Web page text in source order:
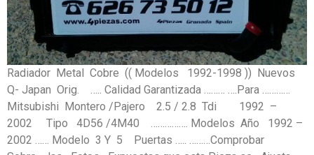
Radiador Metal Cobre (( Modelos 1992-1998 )) Nuevos
Q- Japan Orig. ….. Calidad Garantizada ……… ….Para …………
Mitsubishi Montero /Pajero 2.5 / 2.8 Tdi 1992 –
2002 Tipo 4D56 /4M40 ……………. Modelos Año 1992 –
2002 …… Modelo 3 Y 5 Puertas ….. ………Comprobar